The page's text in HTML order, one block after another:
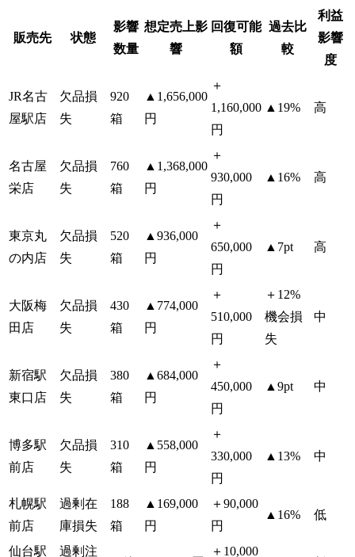
販売先 状態
影響
数量
想定売上影
響
回復可能
額
過去比
較
利益
影響
度
JR名古
屋駅店
欠品損
失
920
箱
▲1,656,000
円
＋
1,160,000
円
▲19% 高
名古屋
栄店
欠品損
失
760
箱
▲1,368,000
円
＋
930,000
円
▲16% 高
東京丸
の内店
欠品損
失
520
箱
▲936,000
円
＋
650,000
円
▲7pt 高
大阪梅
田店
欠品損
失
430
箱
▲774,000
円
＋
510,000
円
＋12%
機会損
失
中
新宿駅
東口店
欠品損
失
380
箱
▲684,000
円
＋
450,000
円
▲9pt 中
博多駅
前店
欠品損
失
310
箱
▲558,000
円
＋
330,000
円
▲13% 中
札幌駅
前店
過剰在
庫損失
188
箱
▲169,000
円
＋90,000
円
▲16% 低
仙台駅
過剰注
＋10,000